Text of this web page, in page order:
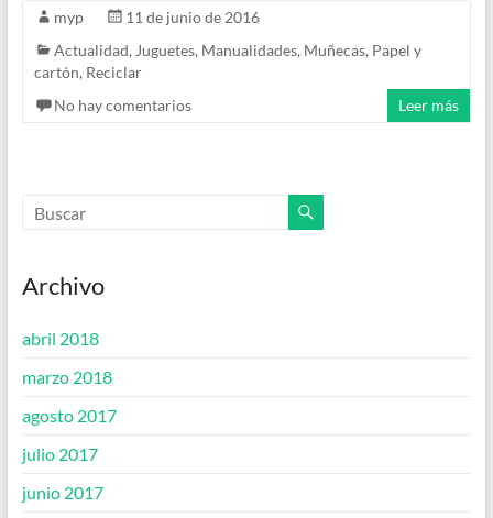
myp
11 de junio de 2016
Actualidad, Juguetes, Manualidades, Muñecas, Papel y
cartón, Reciclar
No hay comentarios
Leer más
Archivo
abril 2018
marzo 2018
agosto 2017
julio 2017
junio 2017